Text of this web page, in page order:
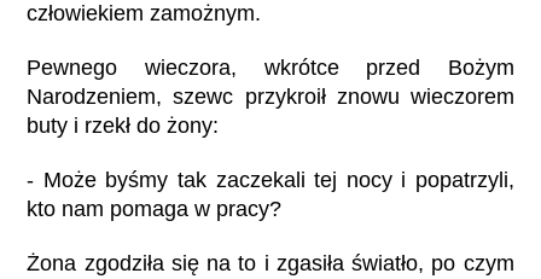
człowiekiem zamożnym.
Pewnego wieczora, wkrótce przed Bożym
Narodzeniem, szewc przykroił znowu wieczorem
buty i rzekł do żony:
- Może byśmy tak zaczekali tej nocy i popatrzyli,
kto nam pomaga w pracy?
Żona zgodziła się na to i zgasiła światło, po czym